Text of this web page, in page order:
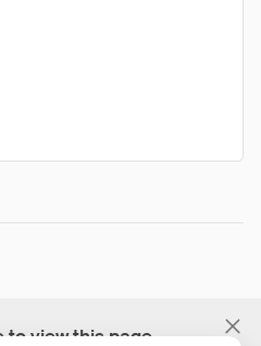
to view this page